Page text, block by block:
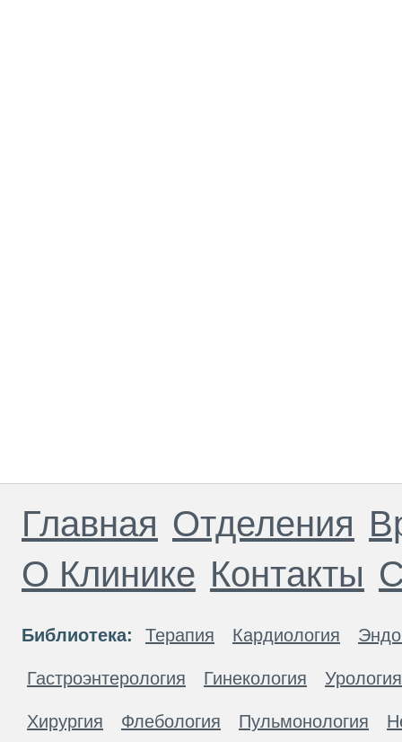
Главная Отделения
О Клинике Контакты
Библиотека: Терапия Кардиология
Гастроэнтерология Гинекология Урология
Хирургия Флебология Пульмонология